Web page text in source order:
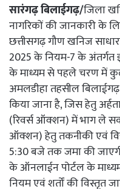
सारंगढ़ बिलाईगढ़/जिला
नागरिकों की जानकारी के
छत्तीसगढ़ गौण खनिज
2025 के नियम-7 के अंतर्गत
के माध्यम से पहले चरण में
अमलडीहा तहसील
किया जाना है, जिस हेतु
(रिवर्स ऑक्शन) में भाग ले
ऑक्शन) हेतु तकनीकी एवं
5:30 बजे तक जमा की
के ऑनलाईन पोर्टल के
नियम एवं शर्तों की विस्तृत